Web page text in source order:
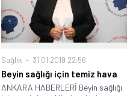
Sağlık 31.01.2019 22:56
Beyin sağlığı için temiz hava
ANKARA HABERLERİ Beyin sağlığı